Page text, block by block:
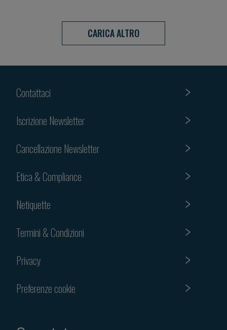
CARICA ALTRO
Contattaci
Iscrizione Newsletter
Cancellazione Newsletter
Etica & Compliance
Netiquette
Termini & Condizioni
Privacy
Preferenze cookie